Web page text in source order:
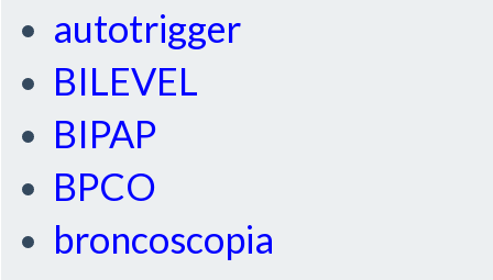
autotrigger
BILEVEL
BIPAP
BPCO
broncoscopia